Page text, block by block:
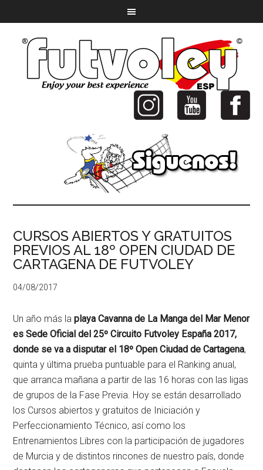
CURSOS ABIERTOS Y GRATUITOS
PREVIOS AL 18º OPEN CIUDAD DE
CARTAGENA DE FUTVOLEY
04/08/2017
Un año más laplaya Cavanna de La Manga del Mar Menor
es Sede Oficial del 25º Circuito Futvoley España 2017,
donde se va a disputar el 18º Open Ciudad de Cartagena,
quinta y última prueba puntuable para el Ranking anual,
que arranca mañana a partir de las 16 horas con las ligas
de grupos de la Fase Previa. Hoy se están desarrollado
los Cursos abiertos y gratuitos de Iniciación y
Perfeccionamiento Técnico, así como los
Entrenamientos Libres con la participación de jugadores
de Murcia y de distintos rincones de nuestro país, donde